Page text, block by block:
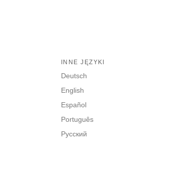
INNE JĘZYKI
Deutsch
English
Español
Português
Русский